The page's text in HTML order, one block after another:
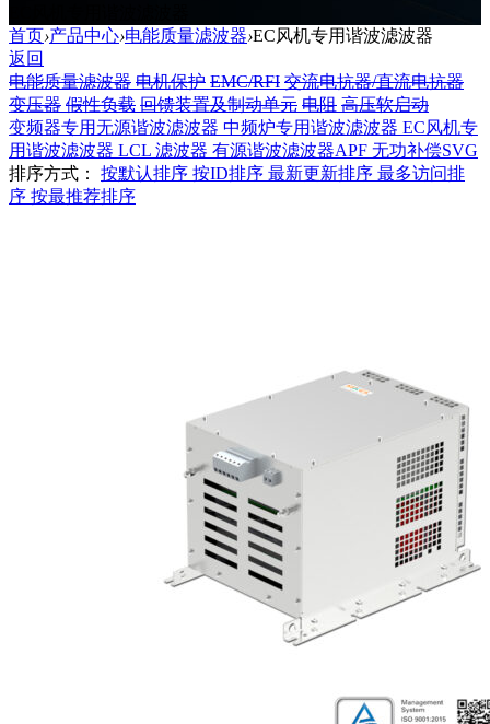
首页›产品中心›电能质量滤波器›EC风机专用谐波滤波器
返回
电能质量滤波器 电机保护 EMC/RFI 交流电抗器/直流电抗器
变压器 假性负载 回馈装置及制动单元 电阻 高压软启动
变频器专用无源谐波滤波器 中频炉专用谐波滤波器 EC风机专
用谐波滤波器 LCL 滤波器 有源谐波滤波器APF 无功补偿SVG
排序方式：
按默认排序 按ID排序 最新更新排序 最多访问排
序 按最推荐排序